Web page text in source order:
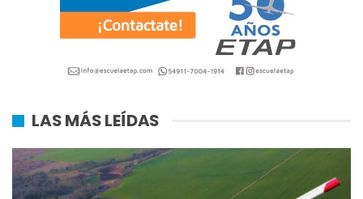
LAS MÁS LEÍDAS